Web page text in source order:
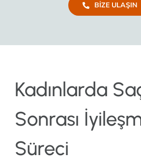
BIZE ULAŞIN
Kadınlarda
Sonrası
Süreci